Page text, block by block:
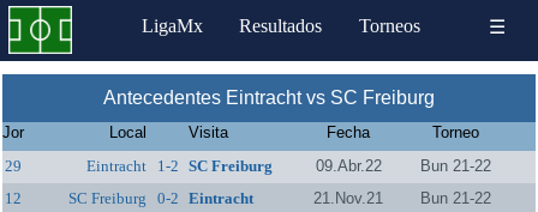
LigaMx Resultados Torneos ☰
Antecedentes Eintracht vs SC Freiburg
Jor Local Visita Fecha
Torneo
29
Eintracht 1-2 SC Freiburg 09.Abr.22
Bun 21-22
12
SC Freiburg 0-2 Eintracht 21.Nov.21
Bun 21-22